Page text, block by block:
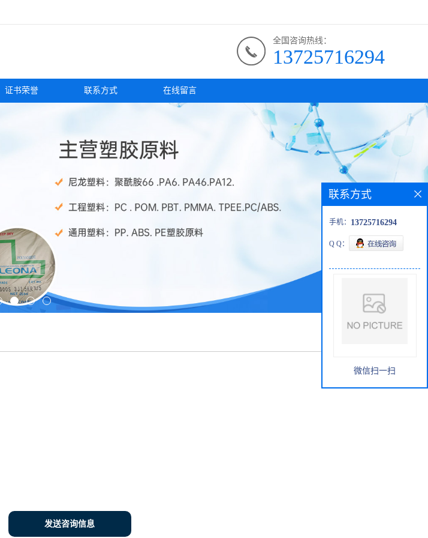
全国咨询热线：
13725716294
证书荣誉 联系方式 在线留言
发送咨询信息
联系方式
手机： 13725716294
Q Q：
微信扫一扫